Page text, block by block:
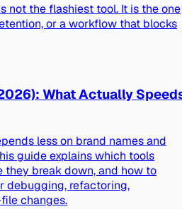
not the flashiest tool. It is the one
or a workflow that blocks
What Actually
less on brand names and
guide explains which tools
they break down, and how to
debugging, refactoring,
changes.